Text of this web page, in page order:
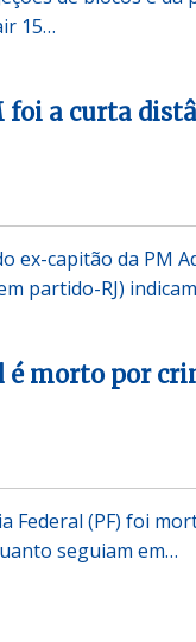
15…
foi a curta
ex-capitão da PM
partido-RJ)
é morto por
Federal (PF) foi
seguiam em…